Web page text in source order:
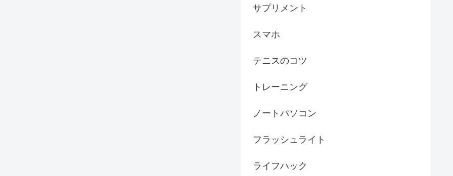
サプリメント
スマホ
テニスのコツ
トレーニング
ノートパソコン
フラッシュライト
ライフハック